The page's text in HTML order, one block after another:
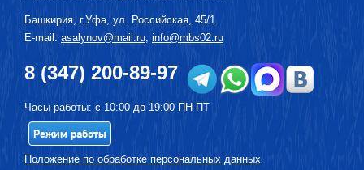
Башкирия, г.Уфа ул. Российская, 45/1
E-mail: asalynov@mail.ru info@mbs02.ru
8 (347) 200-89-97
Часы работы: с 10:00 до 19:00 ПН-ПТ
Режим работы
Положение по обработке персональных данных